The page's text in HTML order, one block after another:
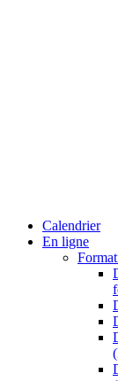
Calendrier
En ligne